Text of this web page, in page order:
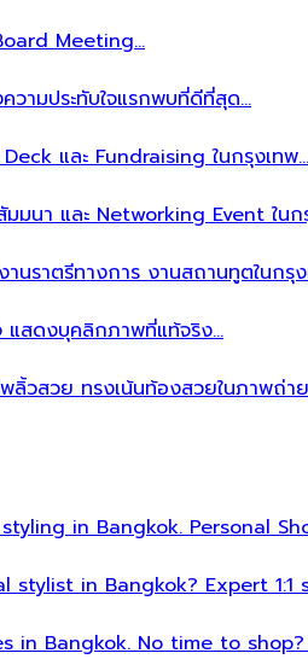
Meeting…
วามประทับใจแรกพบที่ดีที่สุด…
และ Fundraising ในกรุงเทพ…
มนา และ Networking Event ในก
นราตรีทางการ งานสถานทูตในกรุ
แสดงบุคลิกภาพที่แท้จริง…
ลิ้วสวย ทรงเน้นท้องสวยในภาพถ่า
in Bangkok. Personal
stylist in Bangkok? Expert 1:1
in Bangkok. No time to